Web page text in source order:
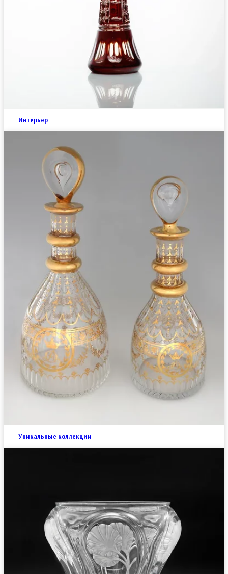
Интерьер
Уникальные коллекции